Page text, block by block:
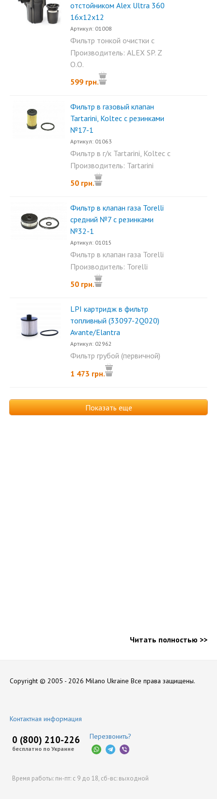
отстойником Аlex Ultra 360
16х12х12
Артикул: 01008
Фильтр тонкой очистки с
отстойником Аlex Ultra 360...
Производитель: ALEX SP. Z
O.O.
599 грн.
Фильтр в газовый клапан
Tartarini, Koltec с резинками
№17-1
Артикул: 01063
Фильтр в г/к Tartarini, Koltec с
резинками...
Производитель: Tartarini
50 грн.
Фильтр в клапан газа Torelli
средний №7 с резинками
№32-1
Артикул: 01015
Фильтр в клапан газа Torelli
средний №7 с...
Производитель: Torelli
50 грн.
LPI картридж в фильтр
топливный (33097-2Q020)
Avante/Elantra
Артикул: 02962
Фильтр грубой (первичной)
1 473 грн.
Показать еще
Читать полностью >>
Copyright © 2005 - 2026 Milano Ukraine Все права защищены.
Контактная информация
0 (800) 210-226
бесплатно по Украине
Перезвонить?
Время работы: пн-пт: с 9 до 18, сб-вс: выходной